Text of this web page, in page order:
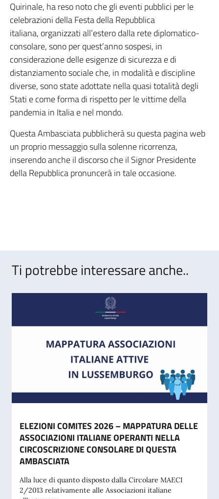
Quirinale, ha reso noto che gli eventi pubblici per le
celebrazioni della Festa della Repubblica
italiana, organizzati all’estero dalla rete diplomatico-
consolare, sono per quest’anno sospesi, in
considerazione delle esigenze di sicurezza e di
distanziamento sociale che, in modalità e discipline
diverse, sono state adottate nella quasi totalità degli
Stati e come forma di rispetto per le vittime della
pandemia in Italia e nel mondo.
Questa Ambasciata pubblicherà su questa pagina web
un proprio messaggio sulla solenne ricorrenza,
inserendo anche il discorso che il Signor Presidente
della Repubblica pronuncerà in tale occasione.
Ti potrebbe interessare anche..
ELEZIONI COMITES 2026 – MAPPATURA DELLE
ASSOCIAZIONI ITALIANE OPERANTI NELLA
CIRCOSCRIZIONE CONSOLARE DI QUESTA
AMBASCIATA
Alla luce di quanto disposto dalla Circolare MAECI
2/2013 relativamente alle Associazioni italiane